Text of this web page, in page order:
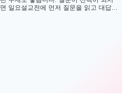
면 일요설교전에 먼저 질문을 읽고 대답을